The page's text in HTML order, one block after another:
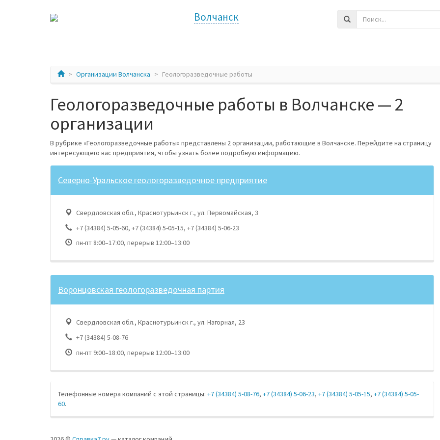
Волчанск
Организации Волчанска Геологоразведочные работы
Геологоразведочные работы в Волчанске — 2
организации
В рубрике «Геологоразведочные работы» представлены 2 организации, работающие в Волчанске. Перейдите на страницу
интересующего вас предприятия, чтобы узнать более подробную информацию.
Северно-Уральское геологоразведочное предприятие
Свердловская обл., Краснотурьинск г., ул. Первомайская, 3
+7 (34384) 5-05-60, +7 (34384) 5-05-15, +7 (34384) 5-06-23
пн-пт 8:00–17:00, перерыв 12:00–13:00
Воронцовская геологоразведочная партия
Свердловская обл., Краснотурьинск г., ул. Нагорная, 23
+7 (34384) 5-08-76
пн-пт 9:00–18:00, перерыв 12:00–13:00
Телефонные номера компаний с этой страницы: +7 (34384) 5-08-76, +7 (34384) 5-06-23, +7 (34384) 5-05-15, +7 (34384) 5-05-
60.